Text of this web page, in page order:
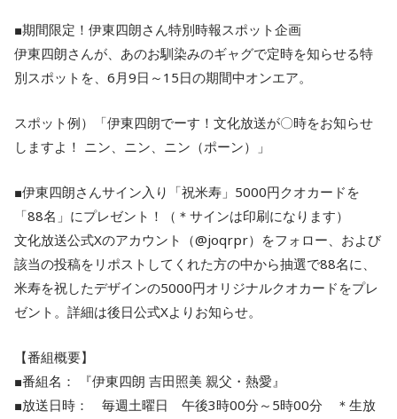
■期間限定！伊東四朗さん特別時報スポット企画
伊東四朗さんが、あのお馴染みのギャグで定時を知らせる特
別スポットを、6月9日～15日の期間中オンエア。
スポット例）「伊東四朗でーす！文化放送が〇時をお知らせ
しますよ！ ニン、ニン、ニン（ポーン）」
■伊東四朗さんサイン入り「祝米寿」5000円クオカードを
「88名」にプレゼント！（＊サインは印刷になります）
文化放送公式Xのアカウント（@joqrpr）をフォロー、および
該当の投稿をリポストしてくれた方の中から抽選で88名に、
米寿を祝したデザインの5000円オリジナルクオカードをプレ
ゼント。詳細は後日公式Xよりお知らせ。
【番組概要】
■番組名： 『伊東四朗 吉田照美 親父・熱愛』
■放送日時： 毎週土曜日 午後3時00分～5時00分 ＊生放